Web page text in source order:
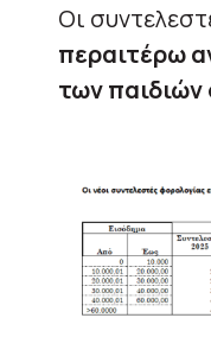
Οι
περαιτέρω
των παιδιών